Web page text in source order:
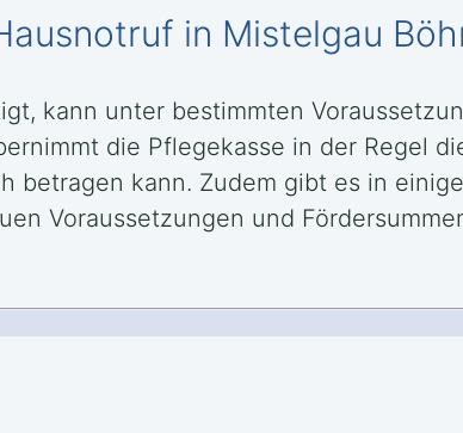
in Mistelgau
kann unter bestimmten
die Pflegekasse in der Regel
betragen kann. Zudem gibt es in
Voraussetzungen und